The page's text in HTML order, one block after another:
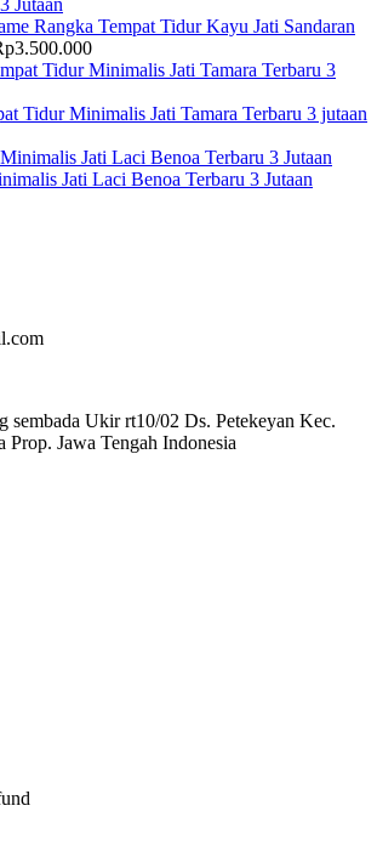
Rangka Tempat Tidur Kayu Jati Sandaran
3.500.000
Tidur Minimalis Jati Tamara Terbaru 3 jutaan
Jati Laci Benoa Terbaru 3 Jutaan
sembada Ukir rt10/02 Ds. Petekeyan Kec.
Prop. Jawa Tengah Indonesia